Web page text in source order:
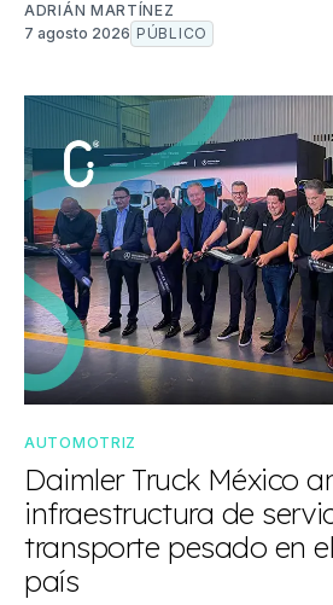
ADRIÁN MARTÍNEZ
7 agosto 2026 PÚBLICO
AUTOMOTRIZ
Daimler Truck México
infraestructura de
transporte pesado en
país